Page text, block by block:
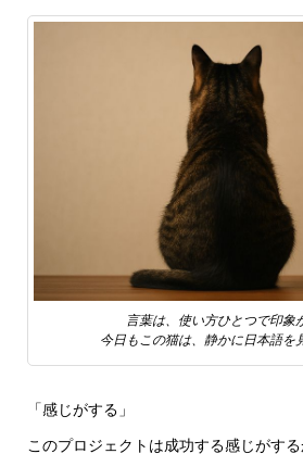
言葉は、使い方ひとつで印象
今日もこの猫は、静かに日本語を
「感じがする」
このプロジェクトは成功する感じがする